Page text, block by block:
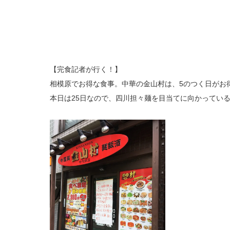
【完食記者が行く！】
相模原でお得な食事。中華の金山村は、5のつく日がお
本日は25日なので、四川担々麺を目当てに向かってい